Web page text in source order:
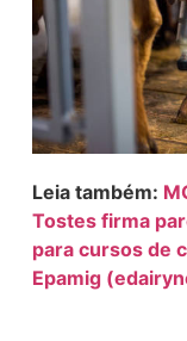
Leia também:
Tostes firma
para cursos de
Epamig